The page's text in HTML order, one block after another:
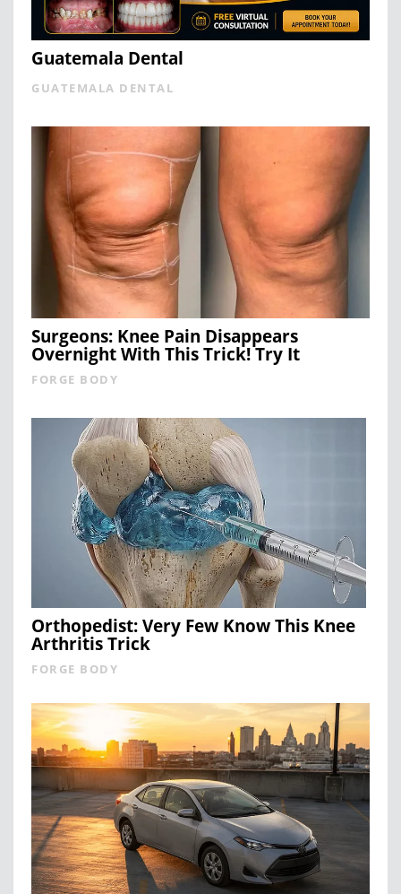
Guatemala Dental
GUATEMALA DENTAL
Surgeons: Knee Pain Disappears
Overnight With This Trick! Try It
FORGE BODY
Orthopedist: Very Few Know This Knee
Arthritis Trick
FORGE BODY